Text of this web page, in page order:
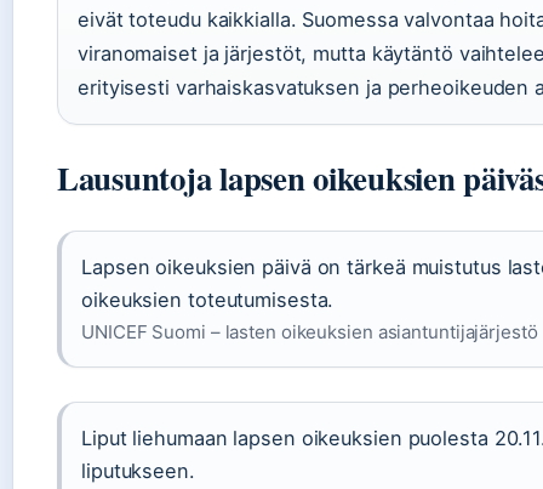
eivät toteudu kaikkialla. Suomessa valvontaa
viranomaiset ja järjestöt, mutta käytäntö
erityisesti varhaiskasvatuksen ja perheoikeuden
Lausuntoja lapsen oikeuksien
Lapsen oikeuksien päivä on tärkeä muistutus
oikeuksien toteutumisesta.
UNICEF Suomi – lasten oikeuksien asiantuntijajärjestö
Liput liehumaan lapsen oikeuksien puolesta
liputukseen.